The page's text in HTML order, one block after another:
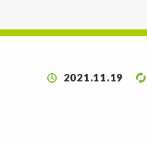
2021.11.19